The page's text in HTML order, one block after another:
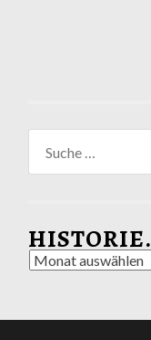
nach:
HISTORIE.
Historie.